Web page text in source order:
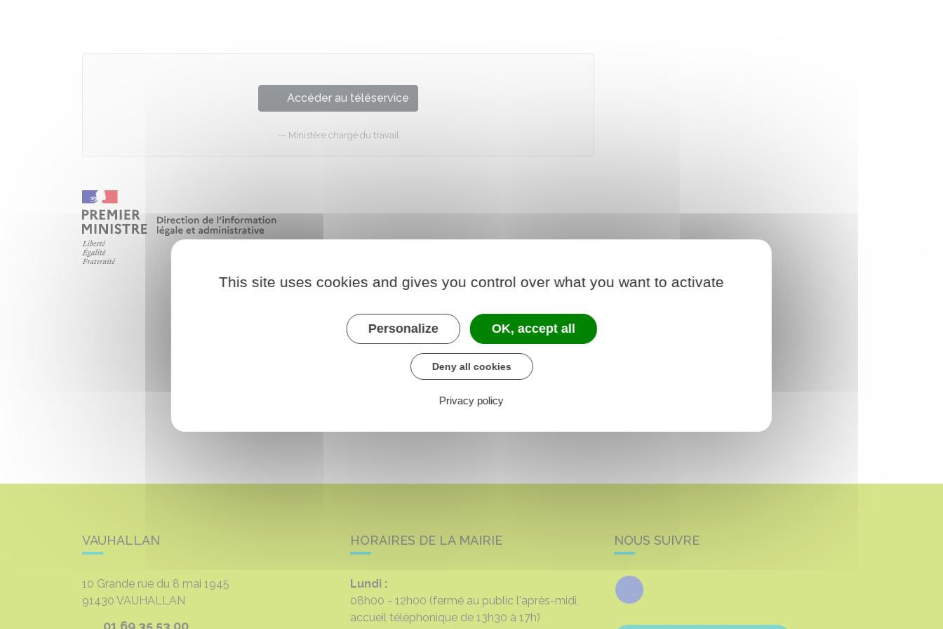
Accéder au téléservice
Ministère chargé du travail
VAUHALLAN
10 Grande rue du 8 mai 1945
91430 VAUHALLAN
HORAIRES DE LA MAIRIE
Lundi :
08h00 - 12h00 (fermé au public l'après-midi,
accueil téléphonique de 13h30 à 17h)
NOUS SUIVRE
Facebook
This site uses cookies and gives you control over what you want to activate
Personalize OK, accept all
Deny all cookies
Privacy policy